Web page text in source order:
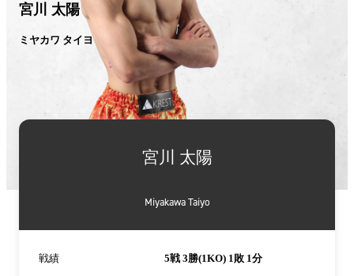
宮川 太陽
ミヤカワ タイヨウ
宮川 太陽
Miyakawa Taiyo
戦績 5戦 3勝(1KO) 1敗 1分